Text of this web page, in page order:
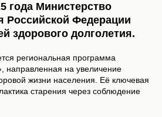
года Министерство
Российской Федерации
здорового долголетия.
региональная программа
направленная на увеличение
жизни населения. Её ключевая
старения через соблюдение